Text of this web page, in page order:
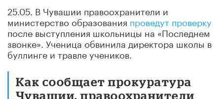
25.05. В Чувашии правоохранители и
министерство образования проведут проверку
после выступления школьницы на «Последнем
звонке». Ученица обвинила директора школы в
буллинге и травле учеников.
Как сообщает прокуратура
Чувашии, правоохранители